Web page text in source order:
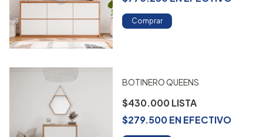
Comprar
BOTINERO QUEENS
$430.000
$279.500ENEFECTIVO